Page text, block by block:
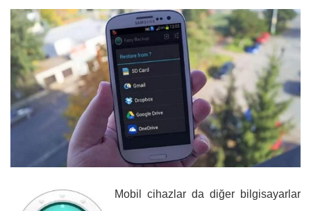
Mobil cihazlar da diğer bilgisayarlar